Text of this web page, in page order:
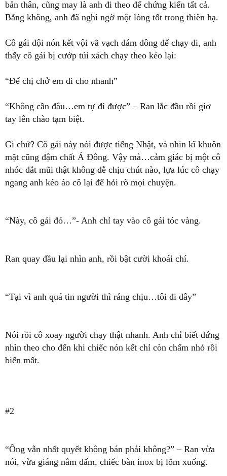
bản thân, cũng may là anh đi theo để chứng kiến tất cả.
Bằng không, anh đã nghi ngờ một lòng tốt trong thiên hạ.
Cô gái đội nón kết vội vã vạch đám đông để chạy đi, anh
thấy cô gái bị cướp túi xách chạy theo kéo lại:
“Để chị chở em đi cho nhanh”
“Không cần đâu…em tự đi được” – Ran lắc đầu rồi giơ
tay lên chào tạm biệt.
Gì chứ? Cô gái này nói được tiếng Nhật, và nhìn kĩ khuôn
mặt cũng đậm chất Á Đông. Vậy mà…cảm giác bị một cô
nhóc dắt mũi thật không dễ chịu chút nào, lựa lúc cô chạy
ngang anh kéo áo cô lại để hỏi rõ mọi chuyện.
“Này, cô gái đó…”- Anh chỉ tay vào cô gái tóc vàng.
Ran quay đầu lại nhìn anh, rồi bật cười khoái chí.
“Tại vì anh quá tin người thì ráng chịu…tôi đi đây”
Nói rồi cô xoay người chạy thật nhanh. Anh chỉ biết đứng
nhìn theo cho đến khi chiếc nón kết chỉ còn chấm nhỏ rồi
biến mất.
#2
“Ông vẫn nhất quyết không bán phải không?” – Ran vừa
nói, vừa giáng nắm đấm, chiếc bàn inox bị lõm xuống.